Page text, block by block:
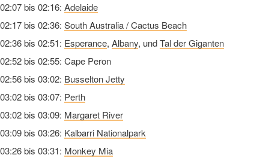
02:07 bis 02:16: Adelaide
02:17 bis 02:36: South Australia / Cactus Beach
02:36 bis 02:51: Esperance, Albany, undTal der Giganten
02:52 bis 02:55: Cape Peron
02:56 bis 03:02: Busselton Jetty
03:02 bis 03:07: Perth
03:02 bis 03:09: Margaret River
03:09 bis 03:26: Kalbarri Nationalpark
03:26 bis 03:31: Monkey Mia